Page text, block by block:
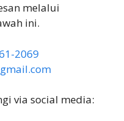
melalui
ini.
2069
via social media: